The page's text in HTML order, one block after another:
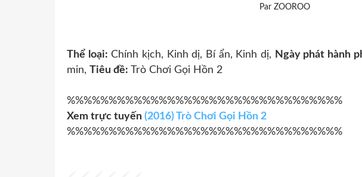
Par ZOOROO
Thể loại: Chính kịch, Kinh dị, Bí ẩn, Kinh dị, Ngày phát hành
min, Tiêu đề: Trò Chơi Gọi Hồn 2
%%%%%%%%%%%%%%%%%%%%%%%%%%%%%%%%%
Xem trực tuyến (2016) Trò Chơi Gọi Hồn 2
%%%%%%%%%%%%%%%%%%%%%%%%%%%%%%%%%